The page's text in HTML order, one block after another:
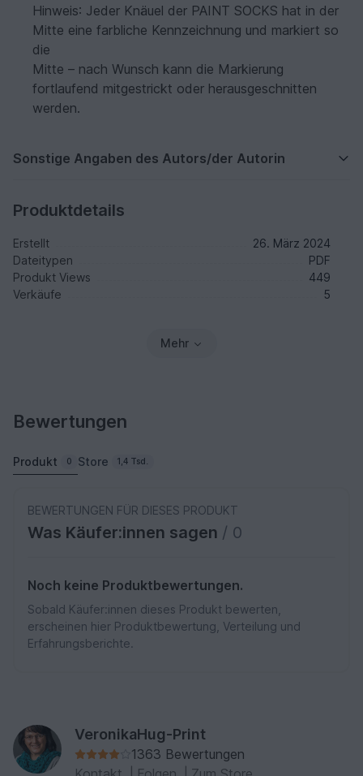
Hinweis: Jeder Knäuel der PAINT SOCKS hat in der
Mitte eine farbliche Kennzeichnung und markiert so
die
Mitte – nach Wunsch kann die Markierung
fortlaufend mitgestrickt oder herausgeschnitten
werden.
Sonstige Angaben des Autors/der Autorin
Produktdetails
Erstellt
26. März 2024
Dateitypen
PDF
Produkt Views
449
Verkäufe
5
Mehr
Bewertungen
Produkt 0 Store 1,4 Tsd.
BEWERTUNGEN FÜR DIESES PRODUKT
Was Käufer:innen sagen / 0
Noch keine Produktbewertungen.
Sobald Käufer:innen dieses Produkt bewerten,
erscheinen hier Produktbewertung, Verteilung und
Erfahrungsberichte.
VeronikaHug-Print
1363 Bewertungen